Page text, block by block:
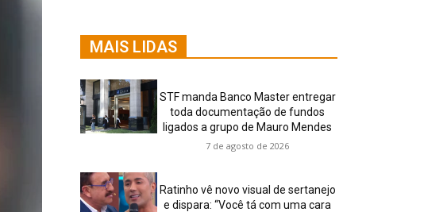
MAIS LIDAS
STF manda Banco Master entregar
toda documentação de fundos
ligados a grupo de Mauro Mendes
7 de agosto de 2026
Ratinho vê novo visual de sertanejo
e dispara: “Você tá com uma cara